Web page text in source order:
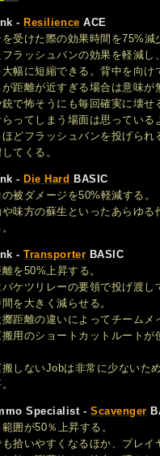
- Resilience ACE
受けた際の効果時間を75%減
ラッシュバンの効果を軽減し
幅に短縮できる。背中を向け
距離が近すぎる場合は意味が
で怖そうにも毎回確実に壊せ
ってしまう場面は思っている
どフラッシュバンを投げられ
てくる。
- Die Hard BASIC
被ダメージを50%軽減する。
や味方の蘇生といったあらゆる
-Transporter BASIC
を50%上昇する。
ケツリレーの要領で投げ渡し
を大きく減らせる。
距離の違いによってチームメ
用のショートカットルートが
しないJobは非常に少ないた
Specialist -Scavenger
囲が50％上昇する。
拾いやすくなるほか、プレイ